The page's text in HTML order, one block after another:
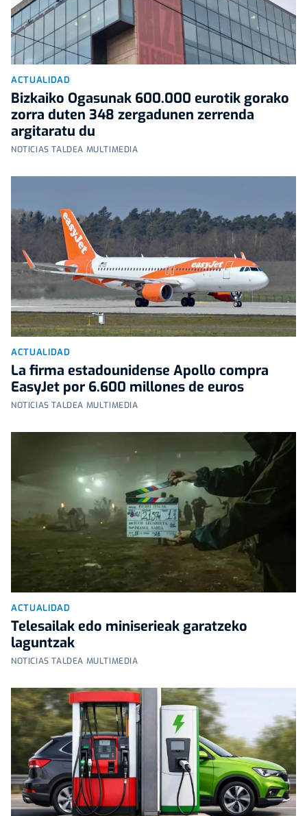
ACTUALIDAD
Bizkaiko Ogasunak 600.000 eurotik gorako
zorra duten 348 zergadunen zerrenda
argitaratu du
NOTICIAS TALDEA MULTIMEDIA
ACTUALIDAD
La firma estadounidense Apollo compra
EasyJet por 6.600 millones de euros
NOTICIAS TALDEA MULTIMEDIA
ACTUALIDAD
Telesailak edo miniserieak garatzeko
laguntzak
NOTICIAS TALDEA MULTIMEDIA